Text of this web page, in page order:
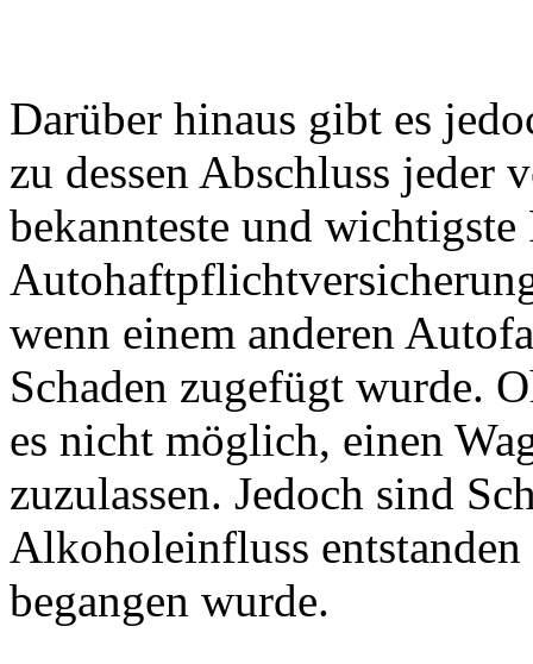
Darüber hinaus gibt es
zu dessen Abschluss
bekannteste und
wenn einem anderen
Schaden zugefügt wurde.
es nicht möglich, einen
zuzulassen. Jedoch sind
Alkoholeinfluss
begangen wurde.